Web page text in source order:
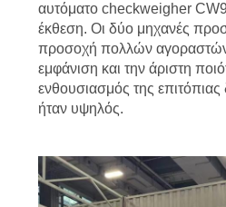
αυτόματο checkweigher
έκθεση. Οι δύο μηχανές
προσοχή πολλών
εμφάνιση και την άριστη
ενθουσιασμός της
ήταν υψηλός.